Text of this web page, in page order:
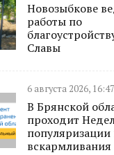
Новозыбкове
работы по
Славы
6 августа 2026, 16:47
В Брянской
проходит
популяризации
вскармливания